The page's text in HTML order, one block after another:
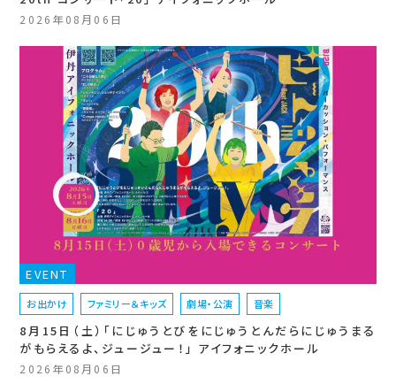
2026年08月06日
EVENT
お出かけ ファミリー＆キッズ 劇場・公演 音楽
8月15日（土）「にじゅうとびをにじゅうとんだらにじゅうまる
がもらえるよ、ジュージュー！」 アイフォニックホール
2026年08月06日